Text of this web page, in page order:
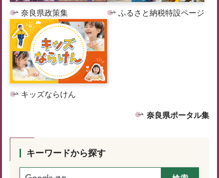
奈良県政策集 ふるさと納税特設ページ
キッズならけん
奈良県ポータル集
キーワードから探す